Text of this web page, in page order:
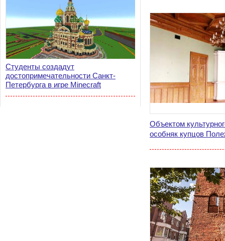
Студенты создадут
достопримечательности Санкт-
Петербурга в игре Minecraft
Объектом
особняк купцов